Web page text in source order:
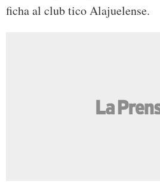
ficha al club tico Alajuelense.